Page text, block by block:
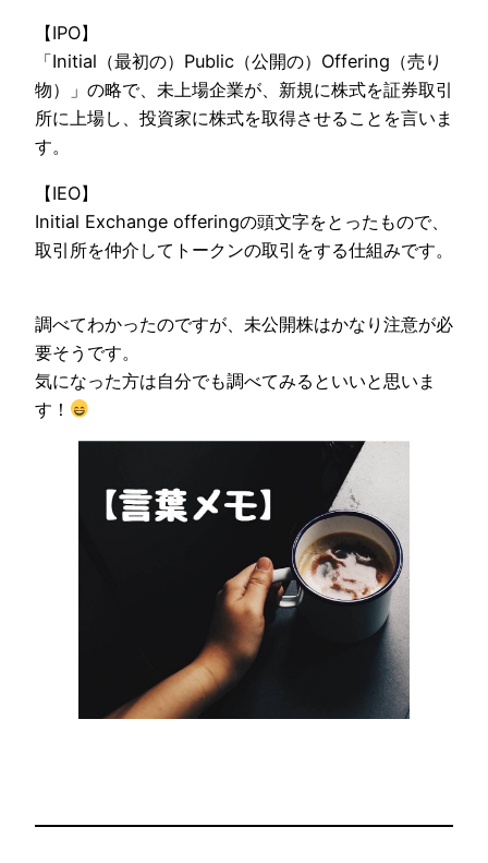
【IPO】
「Initial（最初の）Public（公開の）Offering（売り
物）」の略で、未上場企業が、新規に株式を証券取引
所に上場し、投資家に株式を取得させることを言いま
す。
【IEO】
Initial Exchange offeringの頭文字をとったもので、
取引所を仲介してトークンの取引をする仕組みです。
調べてわかったのですが、未公開株はかなり注意が必
要そうです。
気になった方は自分でも調べてみるといいと思いま
す！